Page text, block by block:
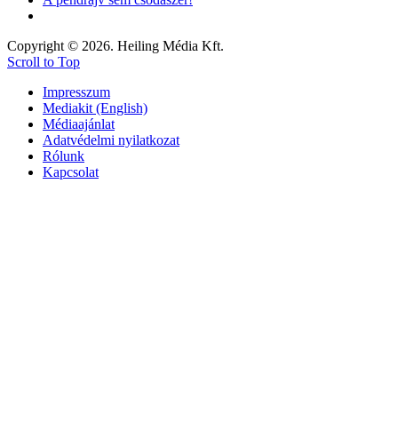
Copyright © 2026. Heiling Média Kft.
Scroll to Top
Impresszum
Mediakit (English)
Médiaajánlat
Adatvédelmi nyilatkozat
Rólunk
Kapcsolat